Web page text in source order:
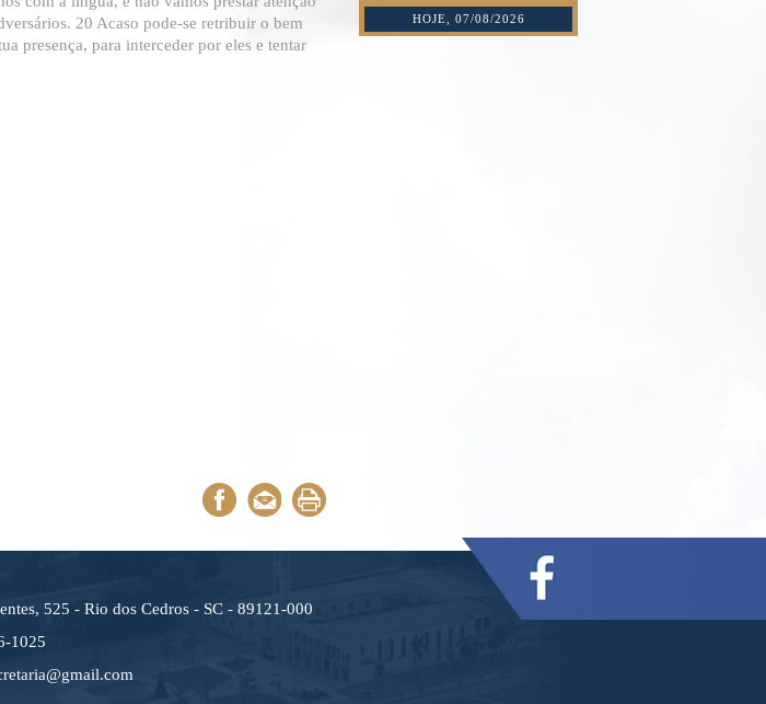
HOJE, 07/08/2026
20 Acaso pode-se retribuir o bem
presença, para interceder por eles e tentar
525 - Rio dos Cedros - SC - 89121-000
1025